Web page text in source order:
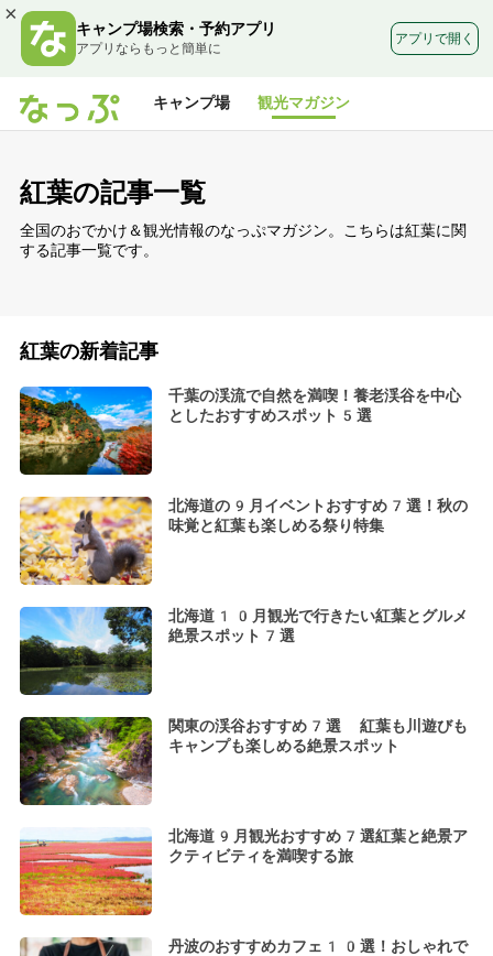
×
キャンプ場検索・予約アプリ
アプリならもっと簡単に
アプリで開く
キャンプ場 観光マガジン
紅葉の記事一覧
全国のおでかけ＆観光情報のなっぷマガジン。こちらは紅葉に関
する記事一覧です。
紅葉の新着記事
千葉の渓流で自然を満喫！養老渓谷を中心
としたおすすめスポット5選
北海道の9月イベントおすすめ7選！秋の
味覚と紅葉も楽しめる祭り特集
北海道10月観光で行きたい紅葉とグルメ
絶景スポット7選
関東の渓谷おすすめ7選 紅葉も川遊びも
キャンプも楽しめる絶景スポット
北海道9月観光おすすめ7選紅葉と絶景ア
クティビティを満喫する旅
丹波のおすすめカフェ10選！おしゃれで